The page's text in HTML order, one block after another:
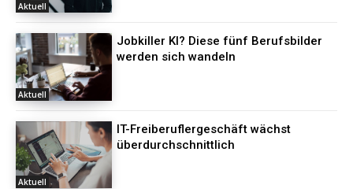
Aktuell
Aktuell
Jobkiller KI? Diese fünf Berufsbilder
werden sich wandeln
Aktuell
IT-Freiberuflergeschäft wächst
überdurchschnittlich